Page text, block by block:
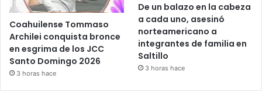
Coahuilense Tommaso
Archilei conquista bronce
en esgrima de los JCC
Santo Domingo 2026
3 horas hace
De un balazo en la cabeza
a cada uno, asesinó
norteamericano a
integrantes de familia en
Saltillo
3 horas hace